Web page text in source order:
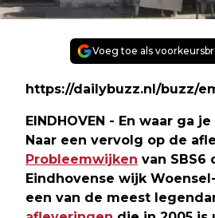
Voeg toe als
https://dailybuzz.nl/buzz/
EINDHOVEN - En waar ga
Naar een vervolg op de
Probleemwijken van SBS6
Eindhovense wijk
een van de meest